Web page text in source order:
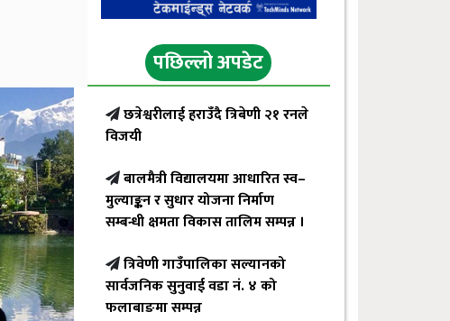
पछिल्लो अपडेट
छत्रेश्वरीलाई हराउँदै त्रिबेणी २१ रनले
विजयी
बालमैत्री विद्यालयमा आधारित स्व–
मुल्याङ्कन र सुधार योजना निर्माण
सम्बन्धी क्षमता विकास तालिम सम्पन्न ।
त्रिवेणी गाउँपालिका सल्यानको
सार्वजनिक सुनुवाई वडा नं. ४ को
फलाबाङमा सम्पन्न